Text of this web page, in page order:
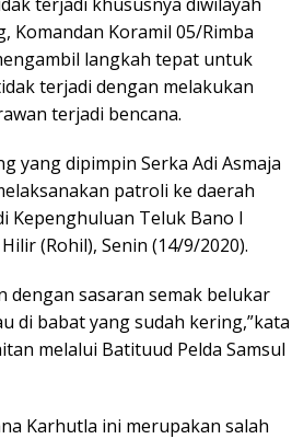
Komandan Koramil 05/Rimba
langkah tepat untuk
terjadi dengan melakukan
terjadi bencana.
yang dipimpin Serka Adi Asmaja
patroli ke daerah
Kepenghuluan Teluk Bano I
(Rohil), Senin (14/9/2020).
dengan sasaran semak belukar
di babat yang sudah kering,”kata
melalui Batituud Pelda Samsul
Karhutla ini merupakan salah